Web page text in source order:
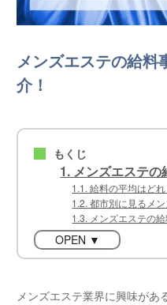
メンズエステの給料
介！
■ もくじ
1. メンズエステの
1.1. 給料の平均はど
1.2. 都市別に見るメ
1.3. メンズエステの
OPEN ▼
メンズエステ業界に興味があ